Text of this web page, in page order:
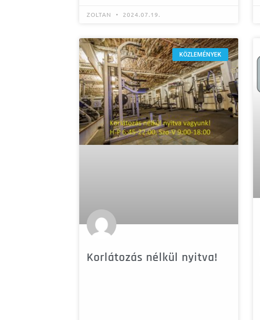
ZOLTAN 2024.07.19.
KÖZLEMÉNYEK
Korlátozás nélkül nyitva!